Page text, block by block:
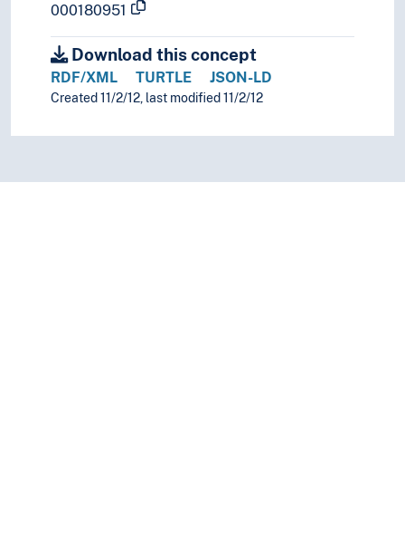
000180951
Download this concept
RDF/XML TURTLE JSON-LD
Created 11/2/12, last modified 11/2/12